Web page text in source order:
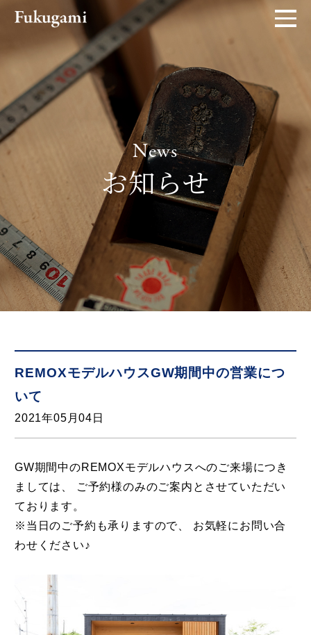
News
お知らせ
REMOXモデルハウスGW期間中の営業につ
いて
2021年05月04日
GW期間中のREMOXモデルハウスへのご来場につき
ましては、 ご予約様のみのご案内とさせていただい
ております。
※当日のご予約も承りますので、 お気軽にお問い合
わせください♪